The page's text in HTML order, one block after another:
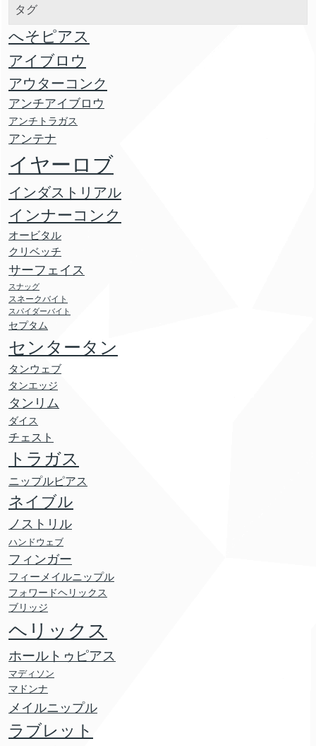
タグ
へそピアス
アイブロウ
アウターコンク
アンチアイブロウ
アンチトラガス
アンテナ
イヤーロブ
インダストリアル
インナーコンク
オービタル
クリベッチ
サーフェイス
スナッグ
スネークバイト
スパイダーバイト
セプタム
センタータン
タンウェブ
タンエッジ
タンリム
ダイス
チェスト
トラガス
ニップルピアス
ネイブル
ノストリル
ハンドウェブ
フィンガー
フィーメイルニップル
フォワードヘリックス
ブリッジ
ヘリックス
ホールトゥピアス
マディソン
マドンナ
メイルニップル
ラブレット